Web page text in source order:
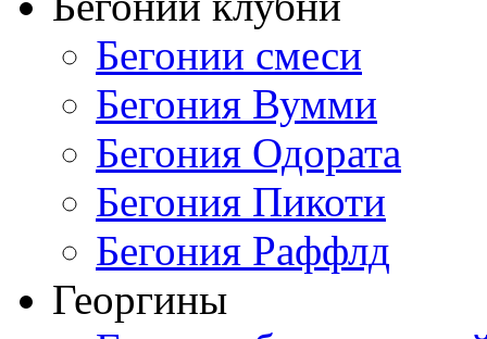
Бегонии смеси
Бегония Вумми
Бегония Одората
Бегония Пикоти
Бегония Раффлд
Георгины